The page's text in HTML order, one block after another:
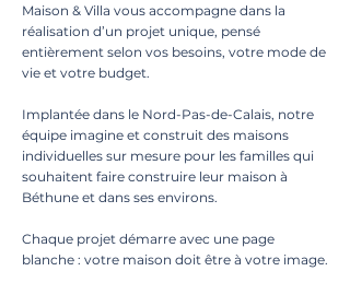
Maison & Villa vous accompagne dans la
réalisation d’un projet unique, pensé
entièrement selon vos besoins, votre mode de
vie et votre budget.
Implantée dans le Nord-Pas-de-Calais, notre
équipe imagine et construit des maisons
individuelles sur mesure pour les familles qui
souhaitent faire construire leur maison à
Béthune et dans ses environs.
Chaque projet démarre avec une page
blanche : votre maison doit être à votre image.